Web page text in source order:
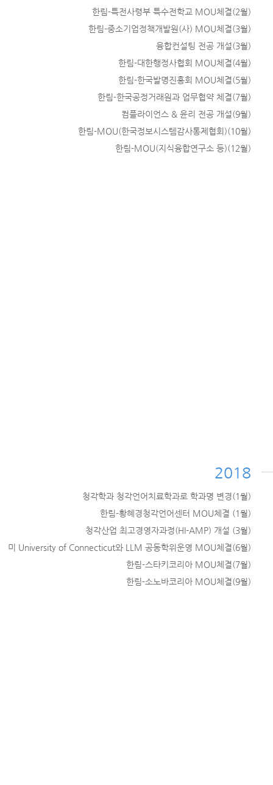
한림-특전사령부 특수전학교 MOU체결(2월)
한림-중소기업정책개발원(사) MOU체결(3월)
융합컨설팅 전공 개설(3월)
한림-대한행정사협회 MOU체결(4월)
한림-한국발명진흥회 MOU체결(5월)
한림-한국공정거래원과 업무협약 체결(7월)
컴플라이언스 & 윤리 전공 개설(9월)
한림-MOU(한국정보시스템감사통제협회)(10월)
한림-MOU(지식융합연구소 등)(12월)
2018
청각학과 청각언어치료학과로 학과명 변경(1월)
한림-황혜경청각언어센터 MOU체결 (1월)
청각산업 최고경영자과정(HI-AMP) 개설 (3월)
미 University of Connecticut와 LLM 공동학위운영 MOU체결(6월)
한림-스타키코리아 MOU체결(7월)
한림-소노바코리아 MOU체결(9월)